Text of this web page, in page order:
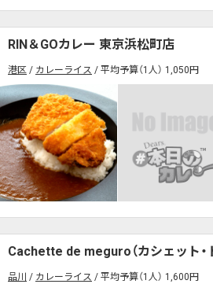
検索する
検索する
RIN＆GOカレー 東京浜松町店
港区 カレーライス 平均予算（1人） 1,050円
Cachette de meguro（カシェット・
品川 カレーライス 平均予算（1人） 1,600円